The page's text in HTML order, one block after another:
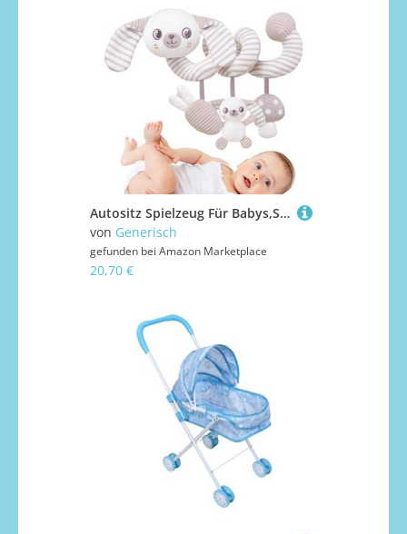
Autositz Spielzeug Für Babys,Spielzeug für Autositz und Kinderwagen | Tierische Zubehöre Für Reise Kinderbett Outdoor Lange Autofahrten Parkspiele
von Generisch
gefunden bei Amazon Marketplace
20,70 €